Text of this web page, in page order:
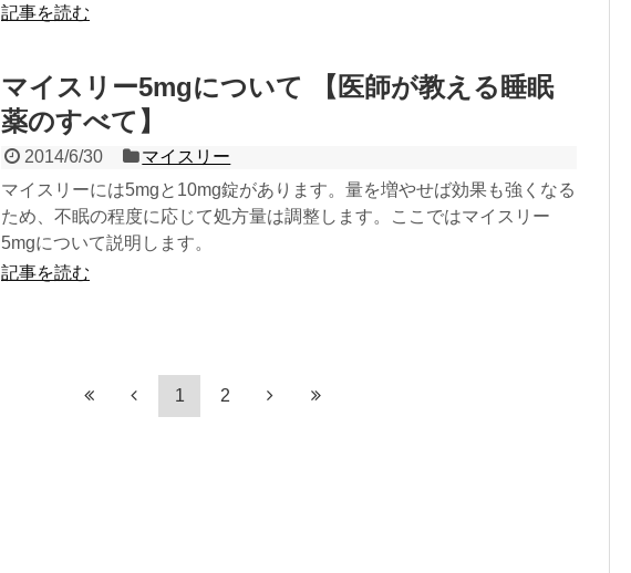
記事を読む
マイスリー5mgについて 【医師が教える睡眠
薬のすべて】
2014/6/30
マイスリー
マイスリーには5mgと10mg錠があります。量を増やせば効果も強くなる
ため、不眠の程度に応じて処方量は調整します。ここではマイスリー
5mgについて説明します。
記事を読む
1 2